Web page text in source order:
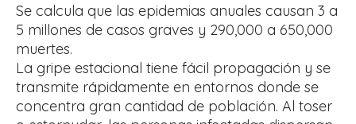
Se calcula que las epidemias anuales causan 3 a
5 millones de casos graves y 290,000 a 650,000
muertes.
La gripe estacional tiene fácil propagación y se
transmite rápidamente en entornos donde se
concentra gran cantidad de población. Al toser